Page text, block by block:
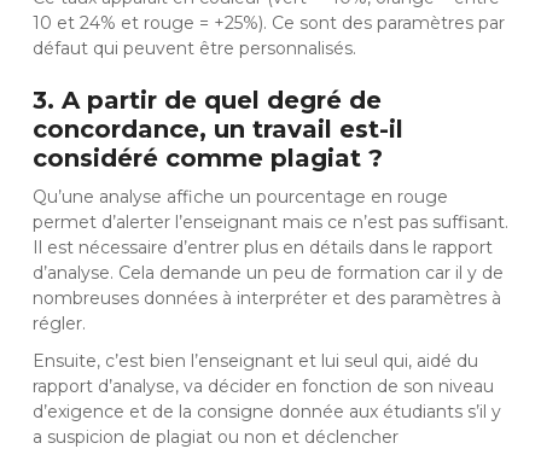
10 et 24% et rouge = +25%). Ce sont des paramètres par
défaut qui peuvent être personnalisés.
3. A partir de quel degré de
concordance, un travail est-il
considéré comme plagiat ?
Qu’une analyse affiche un pourcentage en rouge
permet d’alerter l’enseignant mais ce n’est pas suffisant.
Il est nécessaire d’entrer plus en détails dans le rapport
d’analyse. Cela demande un peu de formation car il y de
nombreuses données à interpréter et des paramètres à
régler.
Ensuite, c’est bien l’enseignant et lui seul qui, aidé du
rapport d’analyse, va décider en fonction de son niveau
d’exigence et de la consigne donnée aux étudiants s’il y
a suspicion de plagiat ou non et déclencher